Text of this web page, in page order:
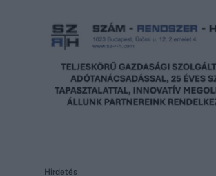
Hirdetés